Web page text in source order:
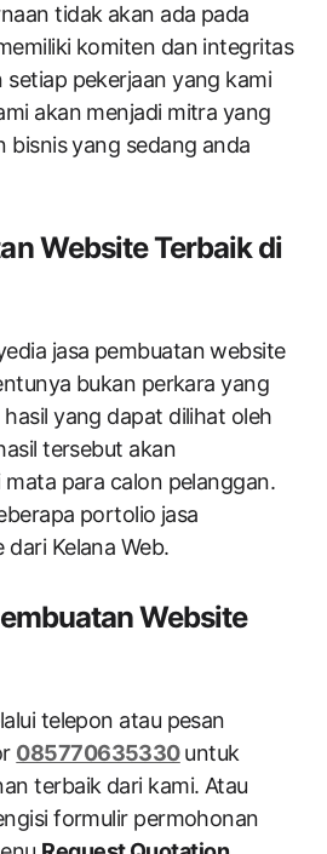
tidak akan ada pada
komiten dan integritas
setiap pekerjaan yang kami
akan menjadi mitra yang
bisnis yang sedang anda
Website Terbaik di
jasa pembuatan website
bukan perkara yang
yang dapat dilihat oleh
tersebut akan
para calon pelanggan.
portolio jasa
Kelana Web.
Website
telepon atau pesan
085770635330untuk
terbaik dari kami. Atau
formulir permohonan